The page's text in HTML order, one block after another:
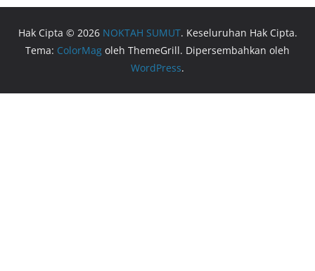
Hak Cipta © 2026 NOKTAH SUMUT. Keseluruhan Hak Cipta.
Tema: ColorMag oleh ThemeGrill. Dipersembahkan oleh
WordPress.